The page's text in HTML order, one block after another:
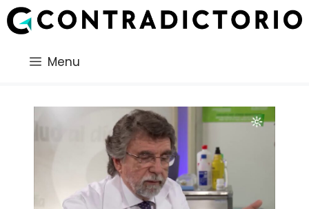
Saltar
al
Menu